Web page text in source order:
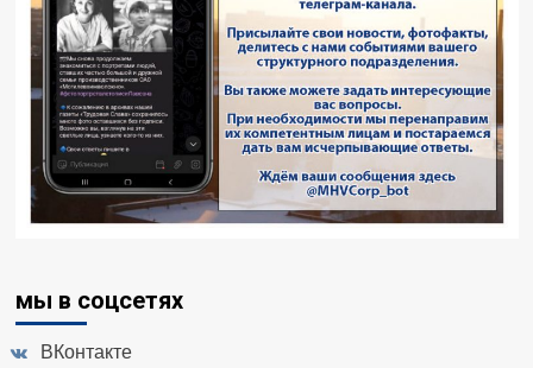
мы в соцсетях
ВКонтакте